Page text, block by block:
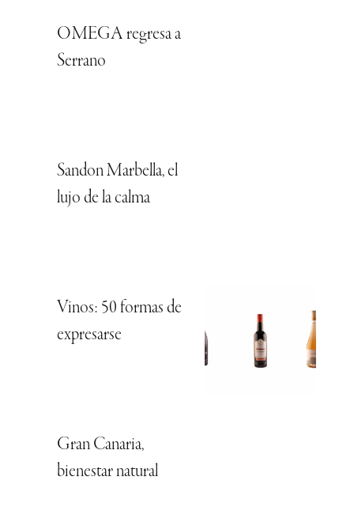
OMEGA regresa a
Serrano
Sandon Marbella, el
lujo de la calma
Vinos: 50 formas de
expresarse
Gran Canaria,
bienestar natural